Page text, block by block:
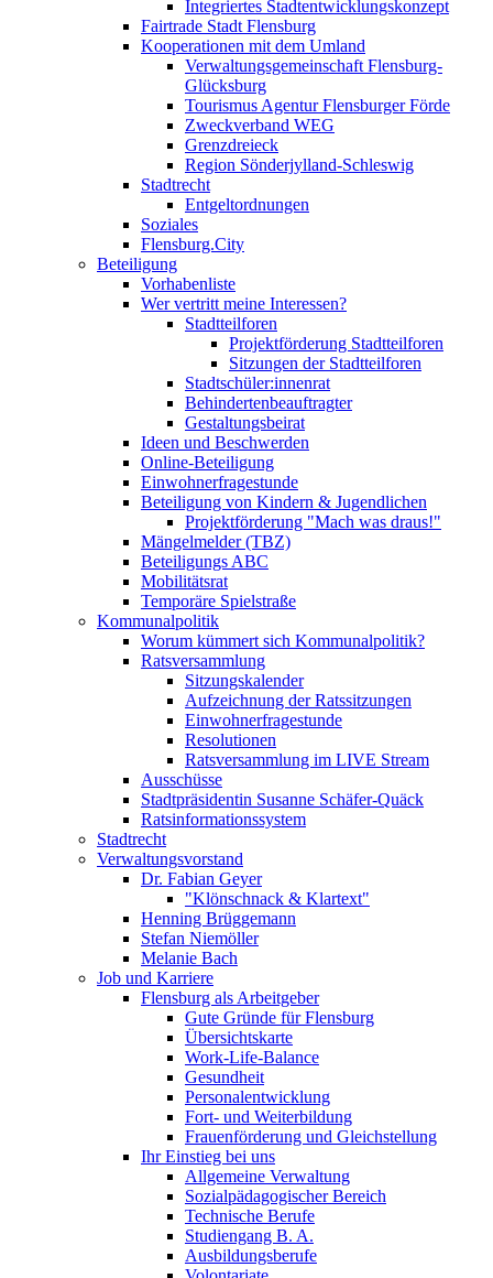
Integriertes Stadtentwicklungskonzept
Fairtrade Stadt Flensburg
Kooperationen mit dem Umland
Verwaltungsgemeinschaft Flensburg-
Glücksburg
Tourismus Agentur Flensburger Förde
Zweckverband WEG
Grenzdreieck
Region Sönderjylland-Schleswig
Stadtrecht
Entgeltordnungen
Soziales
Flensburg.City
Beteiligung
Vorhabenliste
Wer vertritt meine Interessen?
Stadtteilforen
Projektförderung Stadtteilforen
Sitzungen der Stadtteilforen
Stadtschüler:innenrat
Behindertenbeauftragter
Gestaltungsbeirat
Ideen und Beschwerden
Online-Beteiligung
Einwohnerfragestunde
Beteiligung von Kindern & Jugendlichen
Projektförderung "Mach was draus!"
Mängelmelder (TBZ)
Beteiligungs ABC
Mobilitätsrat
Temporäre Spielstraße
Kommunalpolitik
Worum kümmert sich Kommunalpolitik?
Ratsversammlung
Sitzungskalender
Aufzeichnung der Ratssitzungen
Einwohnerfragestunde
Resolutionen
Ratsversammlung im LIVE Stream
Ausschüsse
Stadtpräsidentin Susanne Schäfer-Quäck
Ratsinformationssystem
Stadtrecht
Verwaltungsvorstand
Dr. Fabian Geyer
"Klönschnack & Klartext"
Henning Brüggemann
Stefan Niemöller
Melanie Bach
Job und Karriere
Flensburg als Arbeitgeber
Gute Gründe für Flensburg
Übersichtskarte
Work-Life-Balance
Gesundheit
Personalentwicklung
Fort- und Weiterbildung
Frauenförderung und Gleichstellung
Ihr Einstieg bei uns
Allgemeine Verwaltung
Sozialpädagogischer Bereich
Technische Berufe
Studiengang B. A.
Ausbildungsberufe